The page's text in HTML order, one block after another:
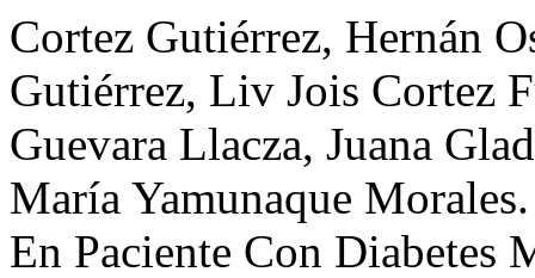
Cortez Gutiérrez, Hernán
Gutiérrez, Liv Jois Cortez
Guevara Llacza, Juana
María Yamunaque
En Paciente Con